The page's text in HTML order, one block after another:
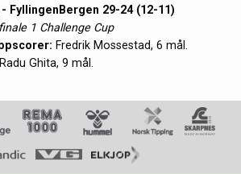
FyllingenBergen 29-24 (12-11)
1 Challenge Cup
Fredrik Mossestad, 6 mål.
Radu Ghita, 9 mål.